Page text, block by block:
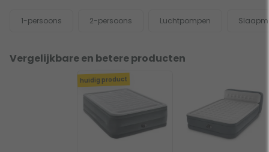
1-persoons 2-persoons Luchtpompen
Vergelijkbare en betere producten
huidig product